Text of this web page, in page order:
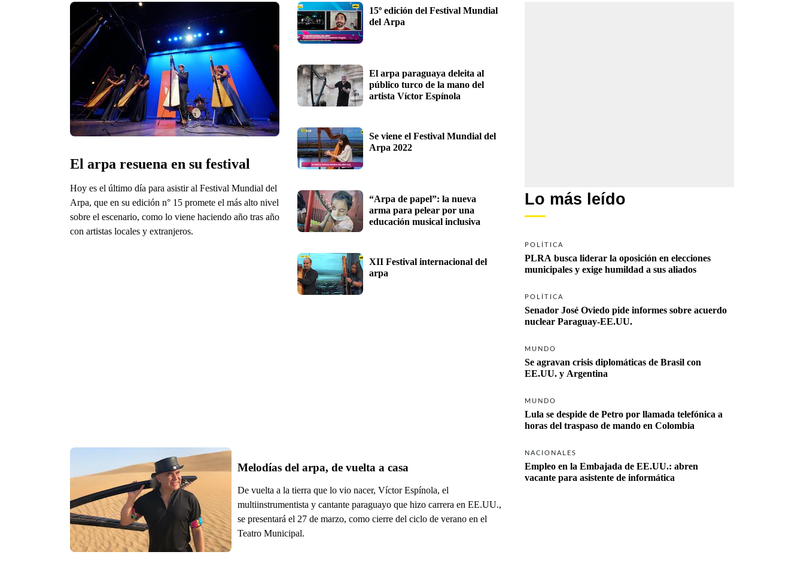
El arpa resuena en su festival
Hoy es el último día para asistir al Festival Mundial del
Arpa, que en su edición n° 15 promete el más alto nivel
sobre el escenario, como lo viene haciendo año tras año
con artistas locales y extranjeros.
15º edición del Festival Mundial
del Arpa
El arpa paraguaya deleita al
público turco de la mano del
artista Víctor Espínola
Se viene el Festival Mundial del
Arpa 2022
“Arpa de papel”: la nueva
arma para pelear por una
educación musical inclusiva
XII Festival internacional del
arpa
Melodías del arpa, de vuelta a casa
De vuelta a la tierra que lo vio nacer, Víctor Espínola, el
multiinstrumentista y cantante paraguayo que hizo carrera en EE.UU.,
se presentará el 27 de marzo, como cierre del ciclo de verano en el
Teatro Municipal.
Lo más leído
POLÍTICA
PLRA busca liderar la oposición en elecciones
municipales y exige humildad a sus aliados
POLÍTICA
Senador José Oviedo pide informes sobre acuerdo
nuclear Paraguay-EE.UU.
MUNDO
Se agravan crisis diplomáticas de Brasil con
EE.UU. y Argentina
MUNDO
Lula se despide de Petro por llamada telefónica a
horas del traspaso de mando en Colombia
NACIONALES
Empleo en la Embajada de EE.UU.: abren
vacante para asistente de informática